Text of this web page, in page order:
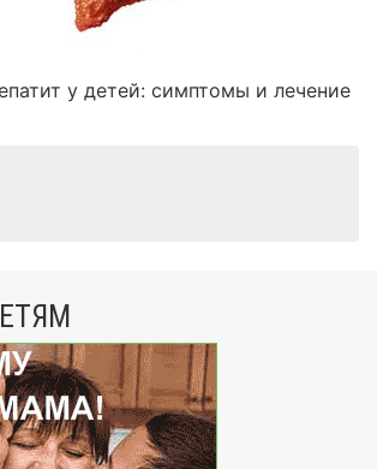
у детей: симптомы и лечение